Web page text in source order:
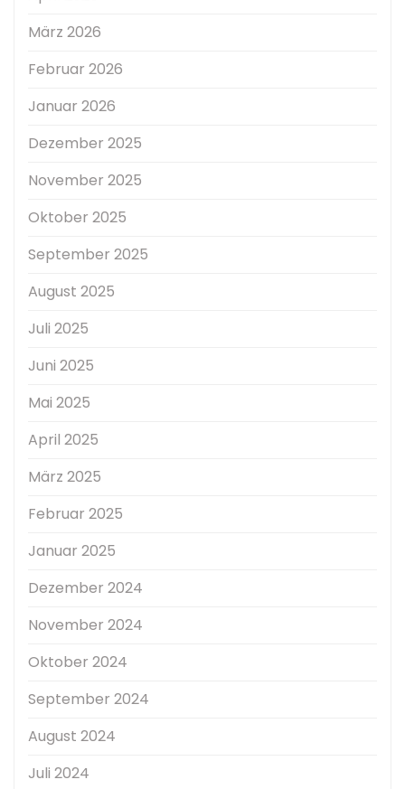
März 2026
Februar 2026
Januar 2026
Dezember 2025
November 2025
Oktober 2025
September 2025
August 2025
Juli 2025
Juni 2025
Mai 2025
April 2025
März 2025
Februar 2025
Januar 2025
Dezember 2024
November 2024
Oktober 2024
September 2024
August 2024
Juli 2024